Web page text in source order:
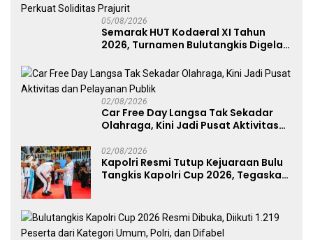
05/08/2026
Semarak HUT Kodaeral XI Tahun
2026, Turnamen Bulutangkis Digelar
Perkuat Soliditas Prajurit
02/08/2026
Car Free Day Langsa Tak Sekadar
Olahraga, Kini Jadi Pusat Aktivitas
02/08/2026
Kapolri Resmi Tutup Kejuaraan Bulu
Tangkis Kapolri Cup 2026, Tegaskan